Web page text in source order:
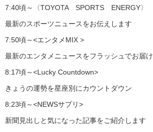
7:40頃～〈TOYOTA SPORTS ENERGY〉
最新のスポーツニュースをお伝えします
7:50頃～<エンタメMIX >
最新のエンタメニュースをフラッシュでお届け
8:17頃～<Lucky Countdown>
きょうの運勢を星座別にカウントダウン
8:23頃～<NEWSサプリ>
新聞見出しと気になった記事をご紹介します